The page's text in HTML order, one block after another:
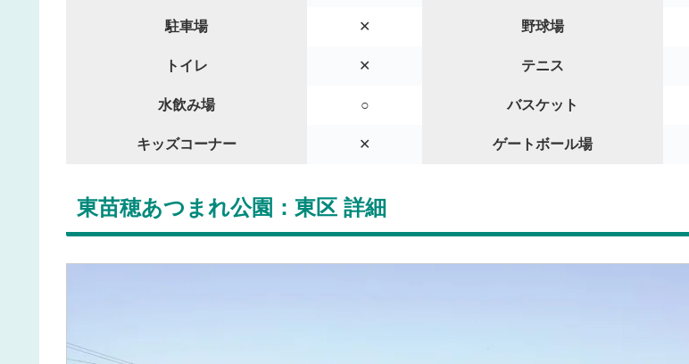
駐車場 ✕ 野球場
トイレ ✕ テニス
水飲み場 ○ バスケット
キッズコーナー ✕ ゲートボール場
東苗穂あつまれ公園：東区 詳細